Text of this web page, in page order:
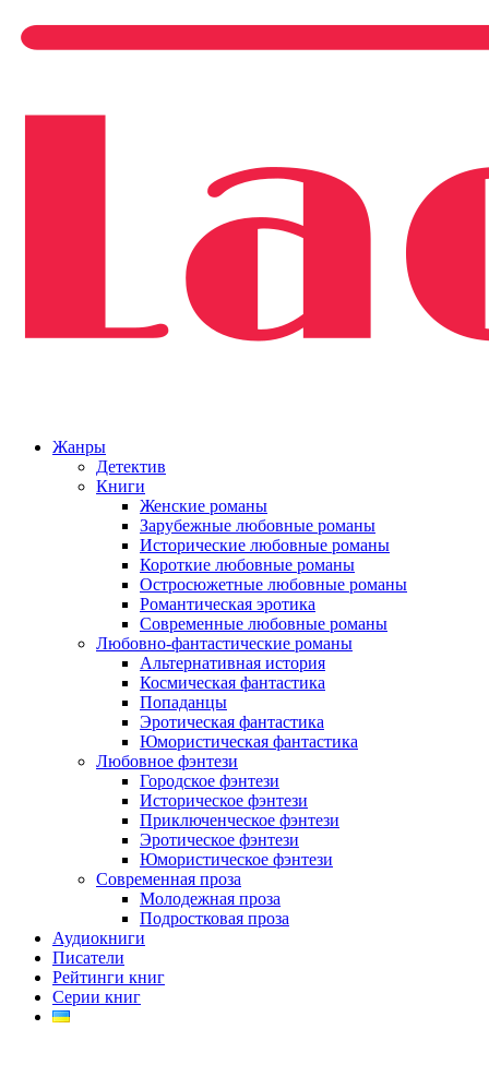
Жанры
Детектив
Книги
Женские романы
Зарубежные любовные романы
Исторические любовные романы
Короткие любовные романы
Остросюжетные любовные романы
Романтическая эротика
Современные любовные романы
Любовно-фантастические романы
Альтернативная история
Космическая фантастика
Попаданцы
Эротическая фантастика
Юмористическая фантастика
Любовное фэнтези
Городское фэнтези
Историческое фэнтези
Приключенческое фэнтези
Эротическое фэнтези
Юмористическое фэнтези
Современная проза
Молодежная проза
Подростковая проза
Аудиокниги
Писатели
Рейтинги книг
Серии книг